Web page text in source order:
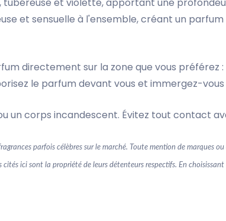
et sensuelle à l'ensemble, créant un
directement sur la zone que vous préférez
le parfum devant vous et immergez-
un corps incandescent. Évitez tout contact
parfois célèbres sur le marché. Toute mention de marques
ici sont la propriété de leurs détenteurs respectifs. En